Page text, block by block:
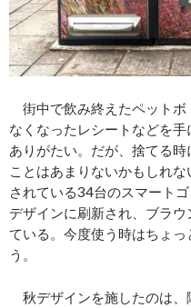
街中で飲み終えたペットボ
なくなったレシートなどを
ありがたい。だが、捨てる
ことはあまりないかもしれ
されている34台のスマート
デザインに刷新され、ブラ
ている。今度使う時はちょ
う。
秋デザインを施したのは、